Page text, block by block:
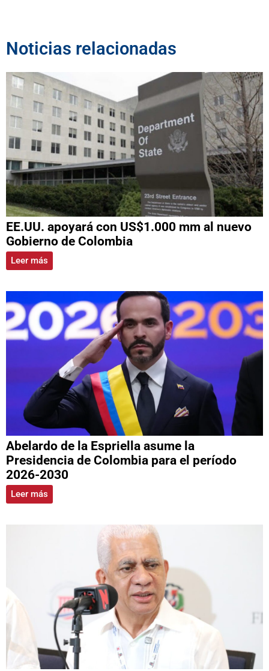
Noticias relacionadas
EE.UU. apoyará con US$1.000 mm al nuevo
Gobierno de Colombia
Leer más
Abelardo de la Espriella asume la
Presidencia de Colombia para el período
2026-2030
Leer más